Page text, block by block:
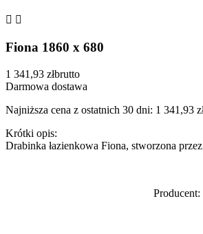
 
Fiona 1860 x 680
1 341,93 złbrutto
Darmowa dostawa
Najniższa cena z ostatnich 30 dni: 1 341,93
Krótki opis:
Drabinka łazienkowa Fiona, stworzona
Producent: